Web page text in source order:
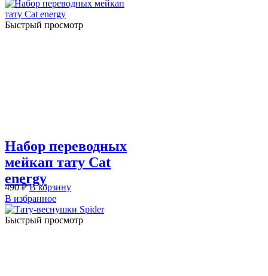
Быстрый просмотр
Набор переводных
мейкап тату Cat
energy
490₽ В корзину
В избранное
Быстрый просмотр